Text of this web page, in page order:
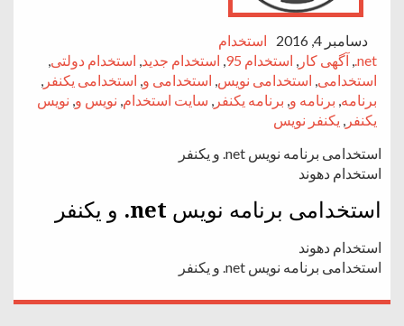
دسامبر 4, 2016
استخدام
net.
, آگهی کار , استخدام 95 , استخدام جدید, استخدام دولتی,
استخدامی, استخدامی نویس, استخدامی و, استخدامی یکنفر ,
برنامه, برنامه و, برنامه یکنفر , سایت استخدام, نویس و, نویس
یکنفر , یکنفر نویس
استخدامی برنامه نویس net. و یکنفر
استخدام دهوند
استخدامی برنامه نویس net. و یکنفر
استخدام دهوند
استخدامی برنامه نویس net. و یکنفر